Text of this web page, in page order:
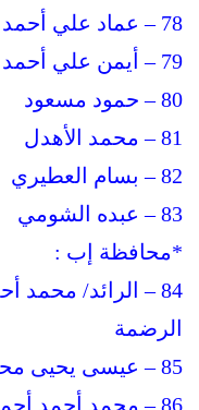
78 – عماد علي أحمد السالمي
79 – أيمن علي أحمد الأشول
80 – حمود مسعود
81 – محمد الأهدل
82 – بسام العطيري
83 – عبده الشومي
*محافظة إب :
84 – الرائد/
الرضمة
85 – عيسى يحيى محسن الجماعي – مديرية السبرة
86 – محمد أحمد أحمد المهدي – مديرية المخادر